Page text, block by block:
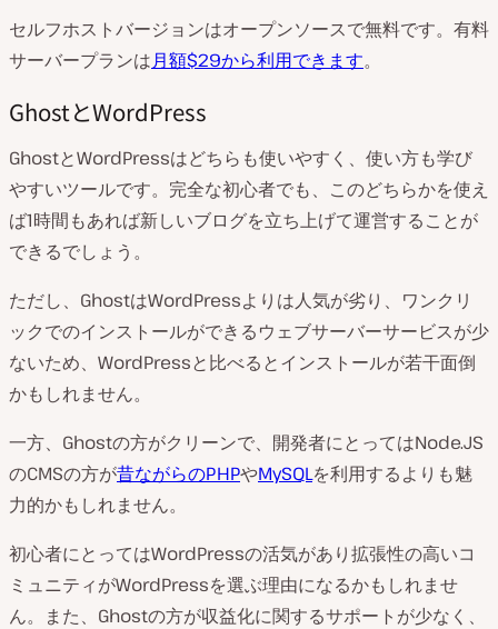
セルフホストバージョンはオープンソースで無料です。有料
サーバープランは月額$29から利用できます。
GhostとWordPress
GhostとWordPressはどちらも使いやすく、使い方も学び
やすいツールです。完全な初心者でも、このどちらかを使え
ば1時間もあれば新しいブログを立ち上げて運営することが
できるでしょう。
ただし、GhostはWordPressよりは人気が劣り、ワンクリ
ックでのインストールができるウェブサーバーサービスが少
ないため、WordPressと比べるとインストールが若干面倒
かもしれません。
一方、Ghostの方がクリーンで、開発者にとってはNode.JS
のCMSの方が昔ながらのPHPやMySQLを利用するよりも魅
力的かもしれません。
初心者にとってはWordPressの活気があり拡張性の高いコ
ミュニティがWordPressを選ぶ理由になるかもしれませ
ん。また、Ghostの方が収益化に関するサポートが少なく、